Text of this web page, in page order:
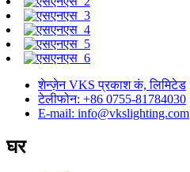
शेन्ज़ेन VKS प्रकाश कं, लिमिटेड
टेलीफोन: +86 0755-81784030
E-mail: info@vkslighting.com
घर